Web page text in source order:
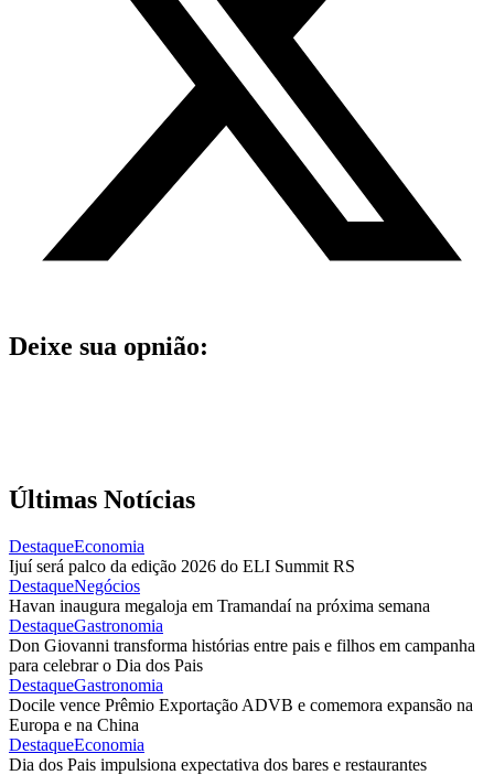
Deixe sua opnião:
Últimas Notícias
DestaqueEconomia
Ijuí será palco da edição 2026 do ELI Summit RS
DestaqueNegócios
Havan inaugura megaloja em Tramandaí na próxima semana
DestaqueGastronomia
Don Giovanni transforma histórias entre pais e filhos em campanha
para celebrar o Dia dos Pais
DestaqueGastronomia
Docile vence Prêmio Exportação ADVB e comemora expansão na
Europa e na China
DestaqueEconomia
Dia dos Pais impulsiona expectativa dos bares e restaurantes